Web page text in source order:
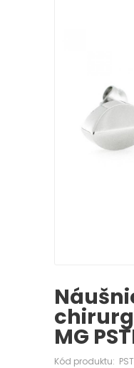
MG
Kód produktu: